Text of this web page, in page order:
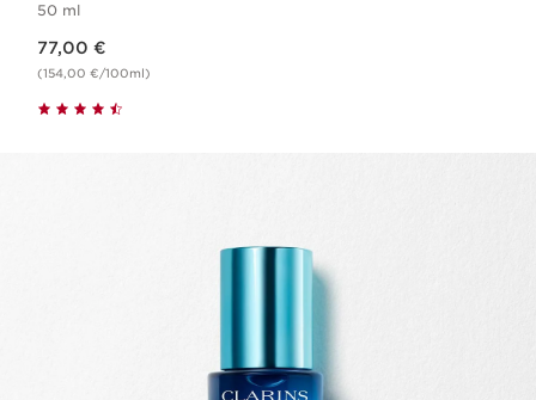
50 ml
77,00 €
(154,00 €/100ml)